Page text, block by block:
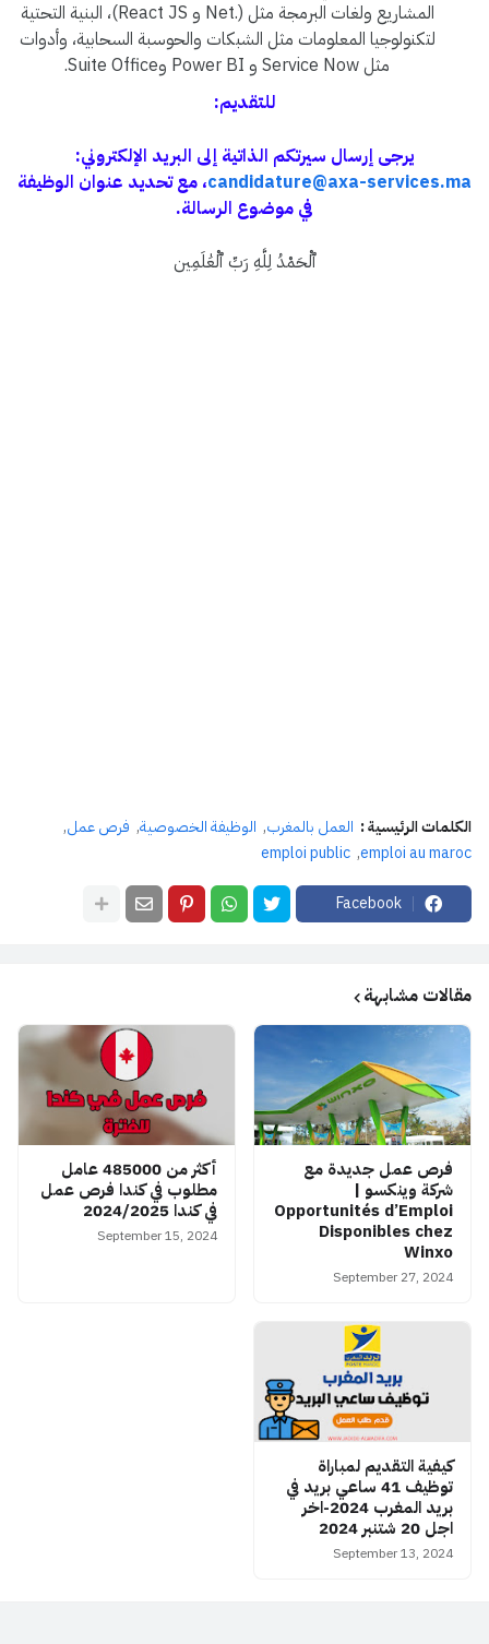
المشاريع ولغات البرمجة مثل (.Net و React JS)، البنية التحتية
لتكنولوجيا المعلومات مثل الشبكات والحوسبة السحابية، وأدوات
مثل Service Now و Power BI وSuite Office.
للتقديم:
يرجى إرسال سيرتكم الذاتية إلى البريد الإلكتروني:
candidature@axa-services.ma، مع تحديد عنوان الوظيفة
في موضوع الرسالة.
ٱلْحَمْدُ لِلَّهِ رَبِّ ٱلْعَٰلَمِين
الكلمات الرئيسية : العمل بالمغرب الوظيفة الخصوصية فرص عمل
emploi au maroc
emploi public
Facebook
مقالات مشابهة
فرص عمل جديدة مع
شركة وينكسو |
Opportunités d’Emploi
Disponibles chez
Winxo
September 27, 2024
أكثر من 485000 عامل
مطلوب في كندا فرص عمل
في كندا 2024/2025
September 15, 2024
كيفية التقديم لمباراة
توظيف 41 ساعي بريد في
بريد المغرب 2024-اخر
اجل 20 شتنبر 2024
September 13, 2024